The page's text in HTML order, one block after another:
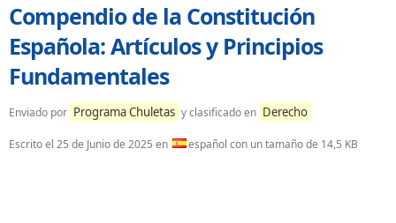
Compendio de la Constitución
Española: Artículos y Principios
Fundamentales
Enviado por Programa Chuletas y clasificado en Derecho
Escrito el 25 de Junio de 2025 en español con un tamaño de 14,5 KB